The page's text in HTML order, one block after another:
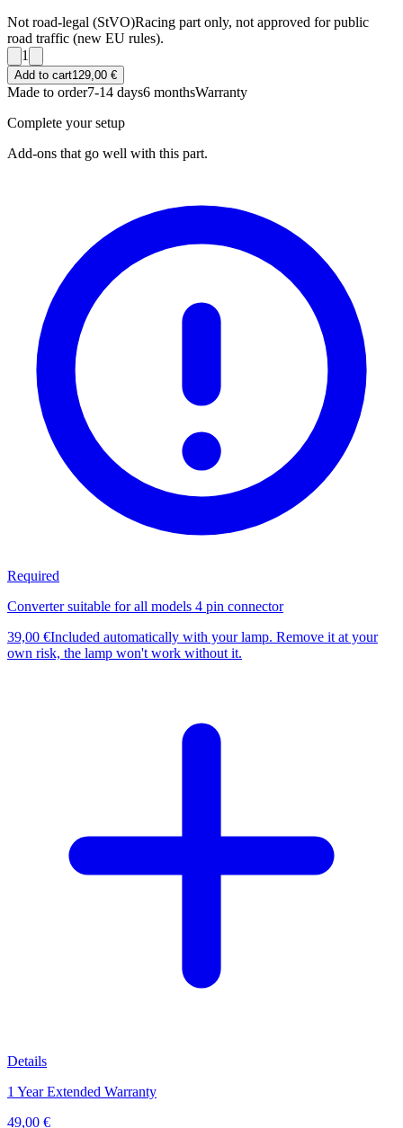
Not road-legal (StVO)Racing part only, not approved for public
road traffic (new EU rules).
1
Add to cart129,00 €
Made to order7-14 days6 monthsWarranty
Complete your setup
Add-ons that go well with this part.
Required
Converter suitable for all models 4 pin connector
39,00 €Included automatically with your lamp. Remove it at your
own risk, the lamp won't work without it.
Details
1 Year Extended Warranty
49,00 €